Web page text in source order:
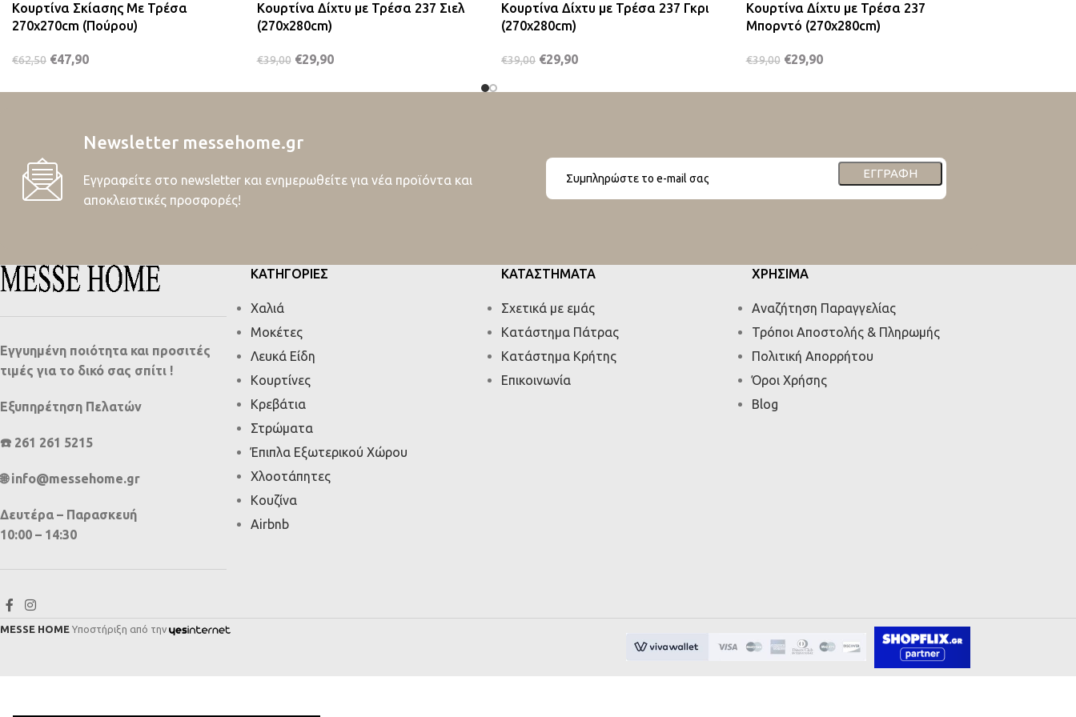
Κουρτίνα Σκίασης Με Τρέσα
270x270cm (Πούρου)
€62,50 €47,90
Κουρτίνα Δίχτυ με Τρέσα 237 Σιελ
(270x280cm)
€39,00 €29,90
Κουρτίνα Δίχτυ με Τρέσα 237 Γκρι
(270x280cm)
€39,00 €29,90
Κουρτίνα Δίχτυ με Τρέσα 237
Μπορντό (270x280cm)
€39,00 €29,90
Newsletter messehome.gr
Εγγραφείτε στο newsletter και ενημερωθείτε για νέα προϊόντα και
αποκλειστικές προσφορές!
ΕΓΓΡΑΦΉ
Εγγυημένη ποιότητα και προσιτές
τιμές για το δικό σας σπίτι !
Εξυπηρέτηση Πελατών
☎️ 261 261 5215
🌐 info@messehome.gr
Δευτέρα – Παρασκευή
10:00 – 14:30
ΚΑΤΗΓΟΡΙΕΣ
Χαλιά
Μοκέτες
Λευκά Είδη
Κουρτίνες
Κρεβάτια
Στρώματα
Έπιπλα Εξωτερικού Χώρου
Χλοοτάπητες
Κουζίνα
Airbnb
ΚΑΤΑΣΤΗΜΑΤΑ
Σχετικά με εμάς
Κατάστημα Πάτρας
Κατάστημα Κρήτης
Επικοινωνία
ΧΡΗΣΙΜΑ
Αναζήτηση Παραγγελίας
Τρόποι Αποστολής & Πληρωμής
Πολιτική Απορρήτου
Όροι Χρήσης
Blog
MESSE HOME Υποστήριξη από την